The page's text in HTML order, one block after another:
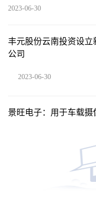
2023-06-30
丰元股份云南投资设立
公司
2023-06-30
景旺电子：用于车载摄